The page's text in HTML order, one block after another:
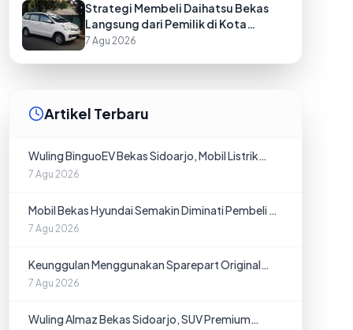
Strategi Membeli Daihatsu Bekas
Langsung dari Pemilik di Kota
Pontianak
7 Agu 2026
Artikel Terbaru
Wuling BinguoEV Bekas Sidoarjo, Mobil Listrik
Bergaya Modern dengan Harga Menarik
7 Agu 2026
Mobil Bekas Hyundai Semakin Diminati Pembeli di
Kota Surabaya
7 Agu 2026
Keunggulan Menggunakan Sparepart Original
untuk Mobil Denza Bekas di Batam
7 Agu 2026
Wuling Almaz Bekas Sidoarjo, SUV Premium